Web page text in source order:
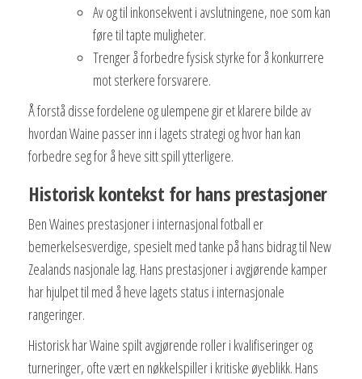
Av og til inkonsekvent i avslutningene, noe som kan
føre til tapte muligheter.
Trenger å forbedre fysisk styrke for å konkurrere
mot sterkere forsvarere.
Å forstå disse fordelene og ulempene gir et klarere bilde av
hvordan Waine passer inn i lagets strategi og hvor han kan
forbedre seg for å heve sitt spill ytterligere.
Historisk kontekst for hans prestasjoner
Ben Waines prestasjoner i internasjonal fotball er
bemerkelsesverdige, spesielt med tanke på hans bidrag til New
Zealands nasjonale lag. Hans prestasjoner i avgjørende kamper
har hjulpet til med å heve lagets status i internasjonale
rangeringer.
Historisk har Waine spilt avgjørende roller i kvalifiseringer og
turneringer, ofte vært en nøkkelspiller i kritiske øyeblikk. Hans